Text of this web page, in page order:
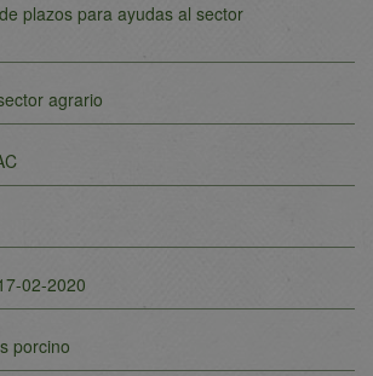
plazos para ayudas al sector
agrario
02-2020
porcino